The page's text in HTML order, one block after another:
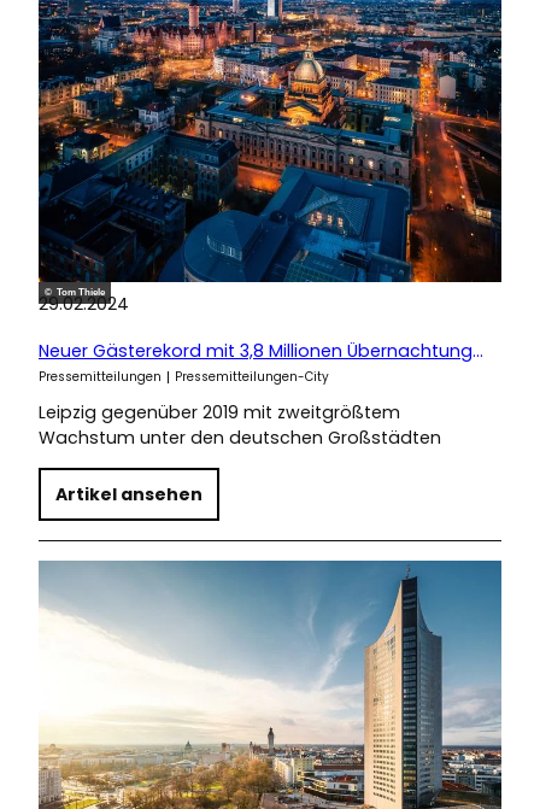
© Tom Thiele
29.02.2024
Neuer Gästerekord mit 3,8 Millionen Übernachtungen 2023
Pressemitteilungen Pressemitteilungen-City
Leipzig gegenüber 2019 mit zweitgrößtem
Wachstum unter den deutschen Großstädten
Artikel ansehen